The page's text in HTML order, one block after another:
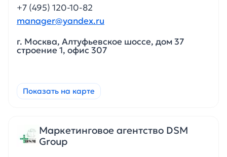
+7 (495) 120-10-82
manager@yandex.ru
г. Москва, Алтуфьевское шоссе, дом 37
строение 1, офис 307
Показать на карте
Маркетинговое агентство DSM
Group